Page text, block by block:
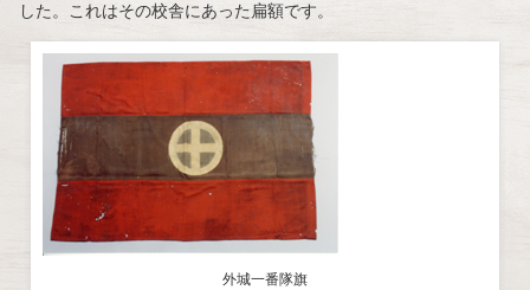
した。これはその校舎にあった扁額です。
外城一番隊旗